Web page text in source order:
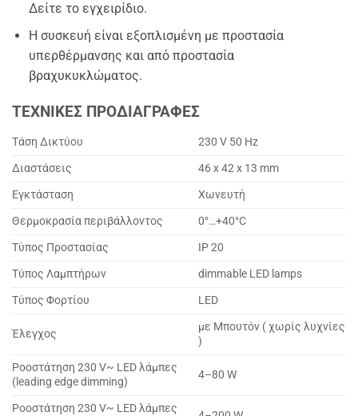
Δείτε το εγχειρίδιο.
Η συσκευή είναι εξοπλισμένη με προστασία
υπερθέρμανσης και από προστασία
βραχυκυκλώματος.
ΤΕΧΝΙΚΕΣ ΠΡΟΔΙΑΓΡΑΦΕΣ
Τάση Δικτύου
230 V 50 Hz
Διαστάσεις
46 x 42 x 13 mm
Εγκτάσταση
Χωνευτή
Θερμοκρασία περιβάλλοντος
0°…+40°C
Τύπος Προστασίας
IP 20
Τύπος Λαμπτήρων
dimmable LED lamps
Τύπος Φορτίου
LED
Έλεγχος
με Μπουτόν ( χωρίς λυχνίες
)
Ροοστάτηση 230 V~ LED λάμπες
(leading edge dimming)
4–80 W
Ροοστάτηση 230 V~ LED λάμπες